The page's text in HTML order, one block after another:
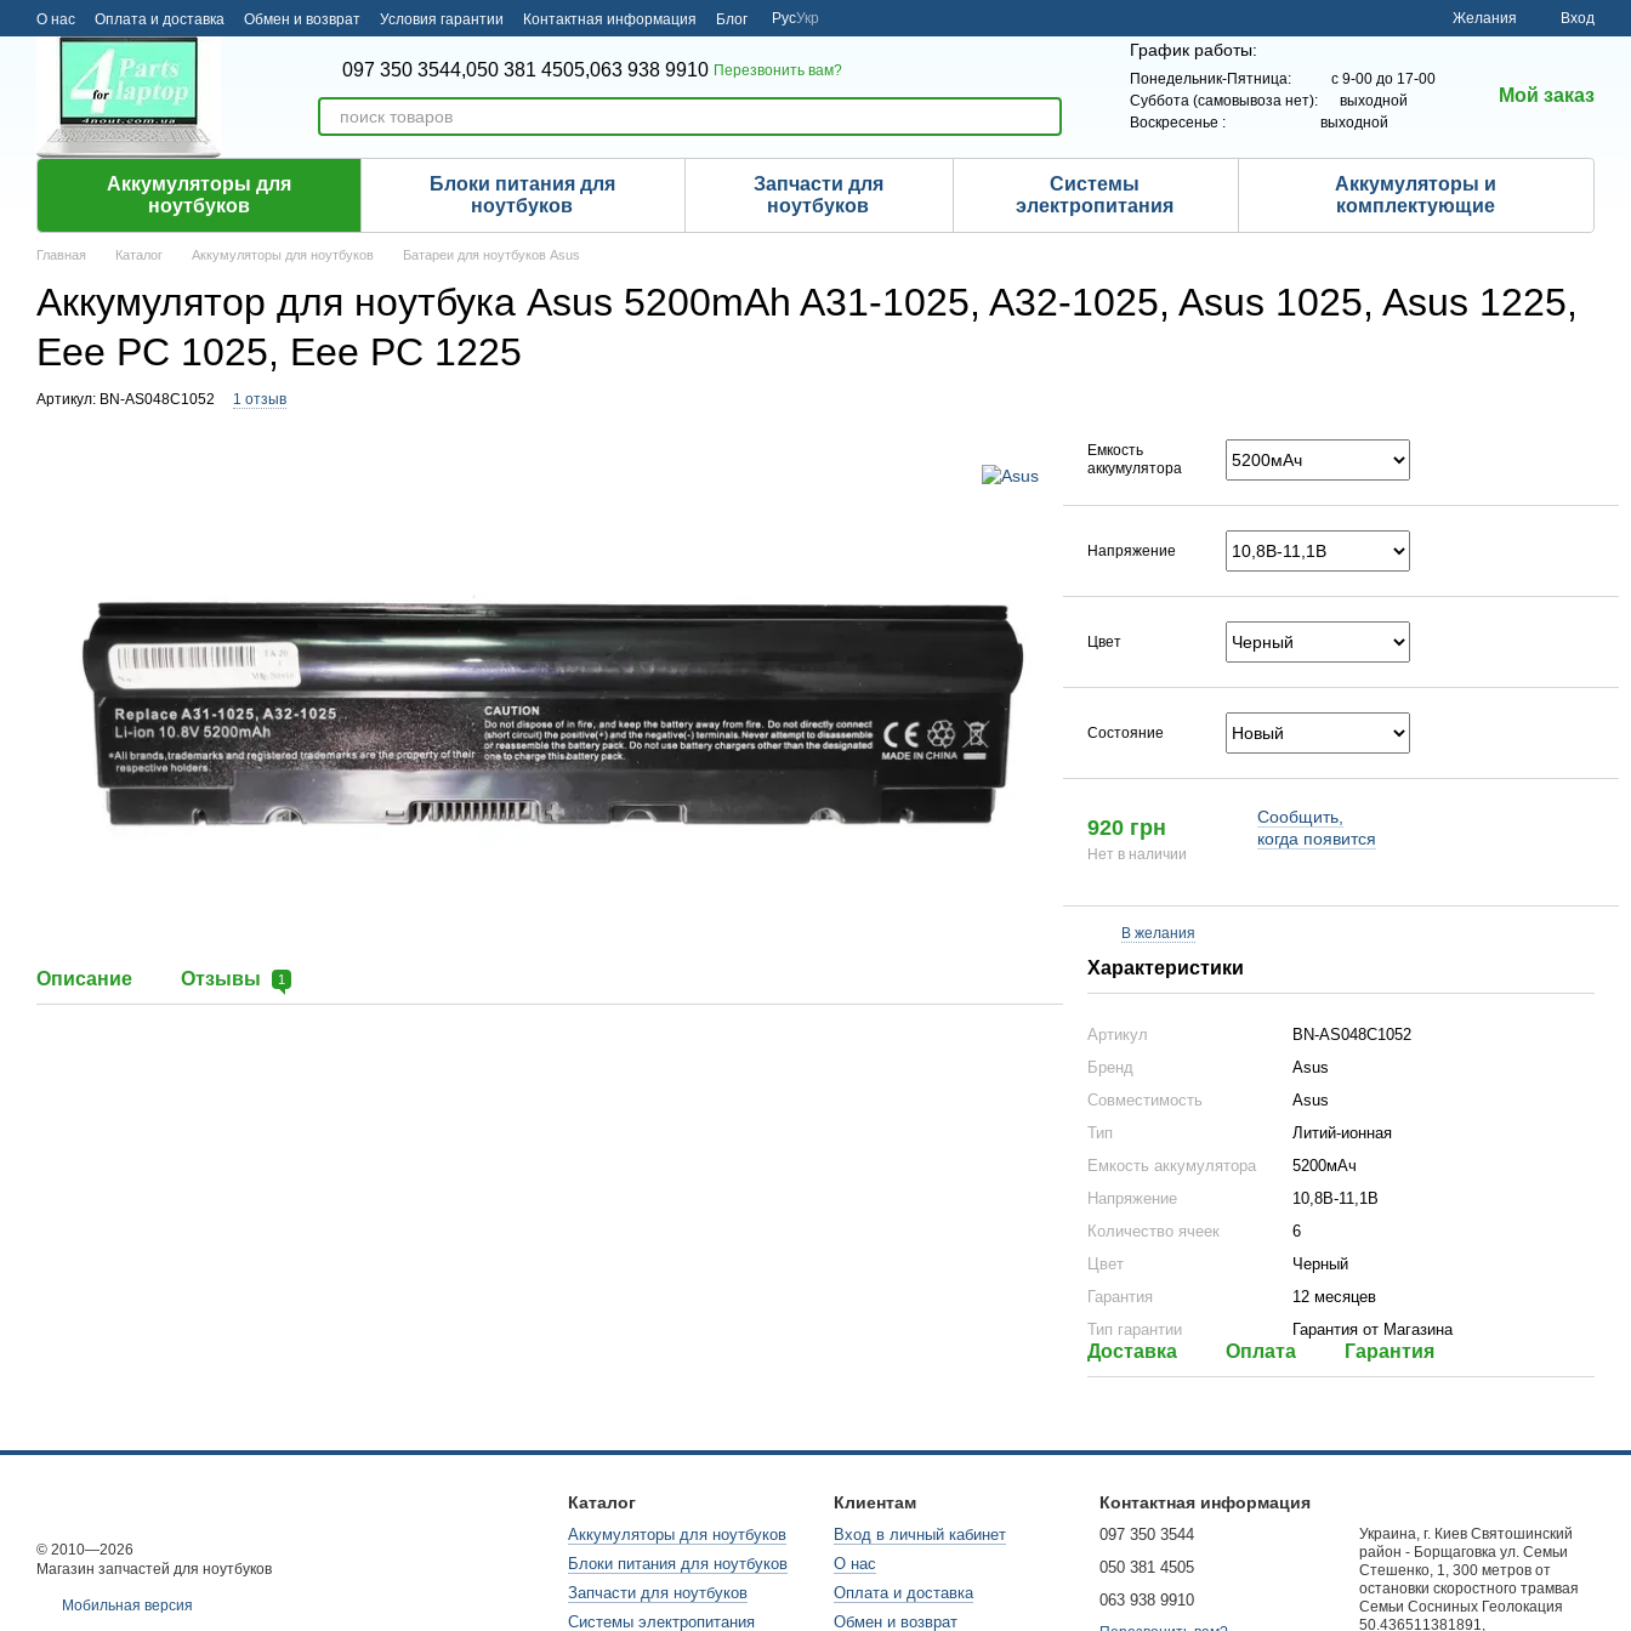
Перейти к основному контенту
О нас Оплата и доставка Обмен и возврат Условия гарантии Контактная информация Блог РусУкр Желания Вход
097 350 3544,050 381 4505,063 938 9910 Перезвонить вам?
График работы:
Понедельник-Пятница: с 9-00 до 17-00
Суббота (самовывоза нет): выходной
Воскресенье : выходной
Мой заказ
Аккумуляторы для
ноутбуков
Блоки питания для
ноутбуков
Запчасти для
ноутбуков
Системы
электропитания
Аккумуляторы и
комплектующие
Главная Каталог Аккумуляторы для ноутбуков Батареи для ноутбуков Asus
Аккумулятор для ноутбука Asus 5200mAh A31-1025, A32-1025, Asus 1025, Asus 1225,
Eee PC 1025, Eee PC 1225
Артикул: BN-AS048C1052 1 отзыв
Описание Отзывы 1
Емкость
аккумулятора
Напряжение
Цвет
Состояние
920 грн
Нет в наличии
Сообщить,
когда появится
В желания
Характеристики
Артикул
BN-AS048C1052
Бренд
Asus
Совместимость
Asus
Тип
Литий-ионная
Емкость аккумулятора
5200мАч
Напряжение
10,8В-11,1В
Количество ячеек
6
Цвет
Черный
Гарантия
12 месяцев
Тип гарантии
Гарантия от Магазина
Доставка Оплата Гарантия
© 2010—2026
Магазин запчастей для ноутбуков
Мобильная версия
Каталог
Аккумуляторы для ноутбуков
Блоки питания для ноутбуков
Запчасти для ноутбуков
Системы электропитания
Клиентам
Вход в личный кабинет
О нас
Оплата и доставка
Обмен и возврат
Контактная информация
097 350 3544
050 381 4505
063 938 9910
Украина, г. Киев Святошинский
район - Борщаговка ул. Семьи
Стешенко, 1, 300 метров от
остановки скоростного трамвая
Семьи Сосниных Геолокация
50.436511381891,